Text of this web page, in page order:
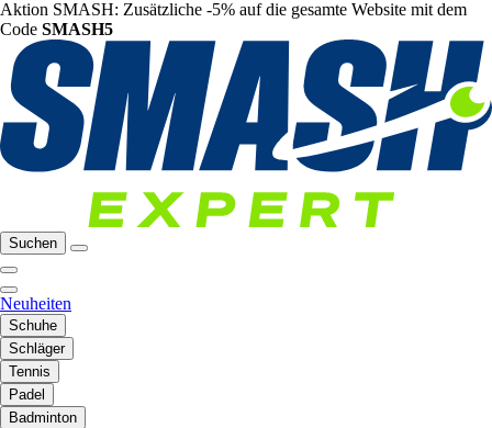
Aktion SMASH: Zusätzliche -5% auf die gesamte Website mit dem
Code SMASH5
Suchen
Neuheiten
Schuhe
Schläger
Tennis
Padel
Badminton